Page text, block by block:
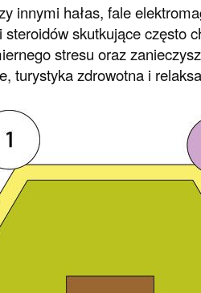
innymi hałas, fale
skutkujące często
stresu oraz
turystyka zdrowotna i